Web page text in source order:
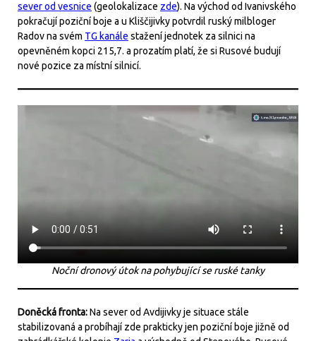
sever od vesnice (geolokalizace zde). Na východ od Ivanivského
pokračují poziční boje a u Kliščijivky potvrdil ruský milbloger
Radov na svém TG kanále stažení jednotek za silnici na
opevněném kopci 215,7. a prozatím platí, že si Rusové budují
nové pozice za místní silnicí.
Noční dronový útok na pohybující se ruské tanky
Doněcká fronta:Na sever od Avdijivky je situace stále
stabilizovaná a probíhají zde prakticky jen poziční boje jižně od